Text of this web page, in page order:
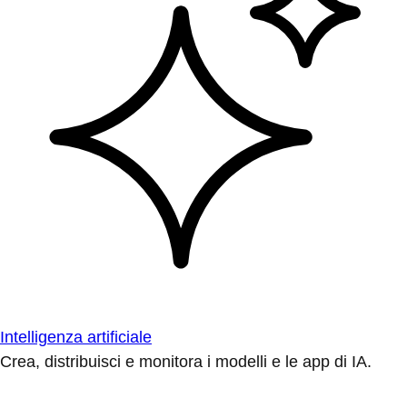
Intelligenza artificiale
Crea, distribuisci e monitora i modelli e le app di IA.